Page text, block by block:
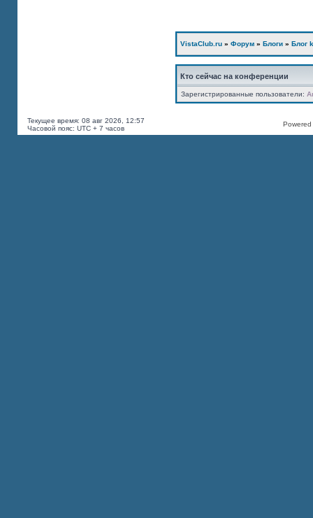
VistaClub.ru » Форум » Блоги » Блог
Кто сейчас на конференции
Зарегистрированные пользователи:
Текущее время: 08 авг 2026, 12:57
Часовой пояс: UTC + 7 часов